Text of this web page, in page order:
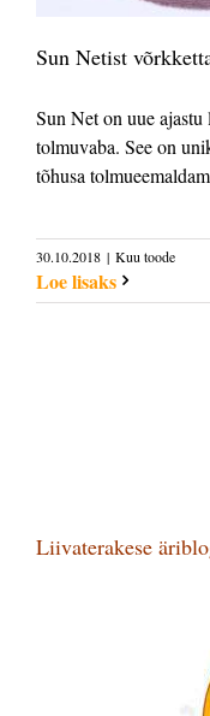
Sun Netist
Sun Net on uue
tolmuvaba. See on
tõhusa
30.10.2018 | Kuu toode
Loe lisaks
Liivaterakese